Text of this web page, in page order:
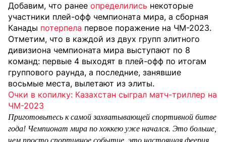
Добавим, что ранее определились некоторые
участники плей-офф чемпионата мира, а сборная
Канады потерпела первое поражение на ЧМ-2023.
Отметим, что в каждой из двух групп элитного
дивизиона чемпионата мира выступают по 8
команд: первые 4 выходят в плей-офф по итогам
группового раунда, а последние, занявшие
восьмые места, вылетают из элиты.
Очки в копилку: Казахстан сыграл матч-триллер на
ЧМ-2023
Приготовьтесь к самой захватывающей спортивной битве
года! Чемпионат мира по хоккею уже начался. Это больше,
чем просто спортивное событие, это настоящая феерия